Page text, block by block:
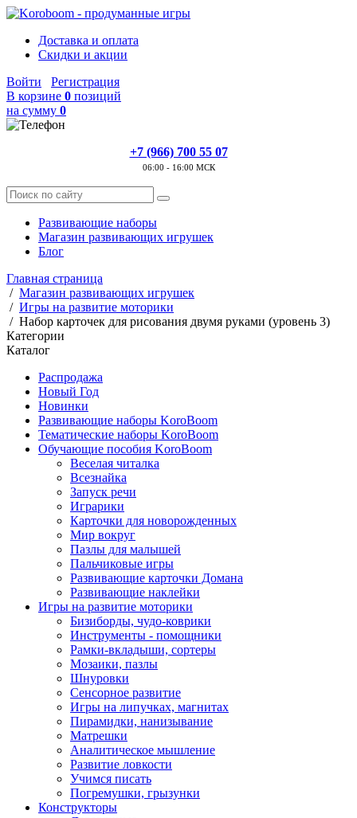
Доставка и оплата
Скидки и акции
Войти
Регистрация
В корзине 0 позиций
на сумму 0
+7 (966) 700 55 07
06:00 - 16:00 МСК
Развивающие наборы
Магазин развивающих игрушек
Блог
Главная страница
/ Магазин развивающих игрушек
/ Игры на развитие моторики
/ Набор карточек для рисования двумя руками (уровень 3)
Категории
Каталог
Распродажа
Новый Год
Новинки
Развивающие наборы KoroBoom
Тематические наборы KoroBoom
Обучающие пособия KoroBoom
Веселая читалка
Всезнайка
Запуск речи
Играрики
Карточки для новорожденных
Мир вокруг
Пазлы для малышей
Пальчиковые игры
Развивающие карточки Домана
Развивающие наклейки
Игры на развитие моторики
Бизиборды, чудо-коврики
Инструменты - помощники
Рамки-вкладыши, сортеры
Мозаики, пазлы
Шнуровки
Сенсорное развитие
Игры на липучках, магнитах
Пирамидки, нанизывание
Матрешки
Аналитическое мышление
Развитие ловкости
Учимся писать
Погремушки, грызунки
Конструкторы